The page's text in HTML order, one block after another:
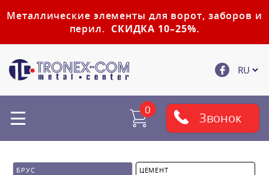
Металлические элементы для ворот, заборов и
перил. СКИДКА 10–25%.
0
Звонок
БРУС ЦЕМЕНТ